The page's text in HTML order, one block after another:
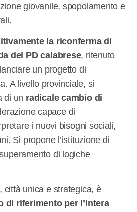
giovanile, spopolamento e
la riconferma di
del PD calabrese, ritenuto
un progetto di
A livello provinciale, si
di un radicale cambio di
capace di
i nuovi bisogni sociali,
Si propone l’istituzione di
di logiche
città unica e strategica, è
di riferimento per l’intera